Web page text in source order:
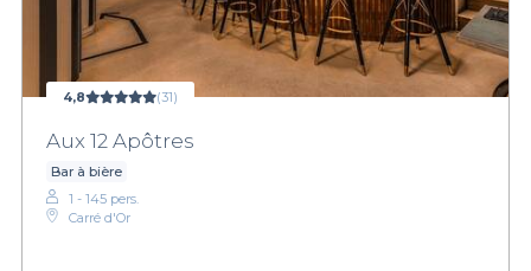
4,8 (31)
Aux 12 Apôtres
Bar à bière
1 - 145 pers.
Carré d'Or